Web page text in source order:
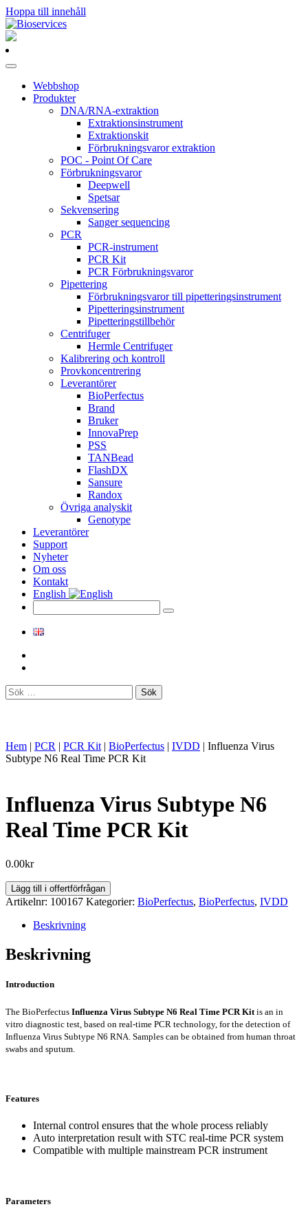
Hoppa till innehåll
Huvudnavigering
Webbshop
Produkter
DNA/RNA-extraktion
Extraktionsinstrument
Extraktionskit
Förbrukningsvaror extraktion
POC - Point Of Care
Förbrukningsvaror
Deepwell
Spetsar
Sekvensering
Sanger sequencing
PCR
PCR-instrument
PCR Kit
PCR Förbrukningsvaror
Pipettering
Förbrukningsvaror till pipetteringsinstrument
Pipetteringsinstrument
Pipetteringstillbehör
Centrifuger
Hermle Centrifuger
Kalibrering och kontroll
Provkoncentrering
Leverantörer
BioPerfectus
Brand
Bruker
InnovaPrep
PSS
TANBead
FlashDX
Sansure
Randox
Övriga analyskit
Genotype
Leverantörer
Support
Nyheter
Om oss
Kontakt
English
Sök
efter:
Hem | PCR | PCR Kit | BioPerfectus | IVDD | Influenza Virus
Subtype N6 Real Time PCR Kit
Influenza Virus Subtype N6
Real Time PCR Kit
0.00kr
Influenza
Virus
Time
PCR
mängd
Lägg till i offertförfrågan
Artikelnr: 100167 Kategorier: BioPerfectus, BioPerfectus, IVDD
Beskrivning
Beskrivning
Introduction
The BioPerfectus Influenza Virus Subtype N6 Real Time PCR Kitis an in
vitro diagnostic test, based on real-time PCR technology, for the detection of
Influenza Virus Subtype N6 RNA. Samples can be obtained from human throat
swabs and sputum.
Features
Internal control ensures that the whole process reliably
Auto interpretation result with STC real-time PCR system
Compatible with multiple mainstream PCR instrument
Parameters